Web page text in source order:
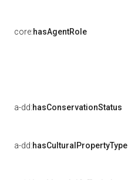
core:hasAgentRole
a-dd:hasConservationStatus
a-dd:hasCulturalPropertyType